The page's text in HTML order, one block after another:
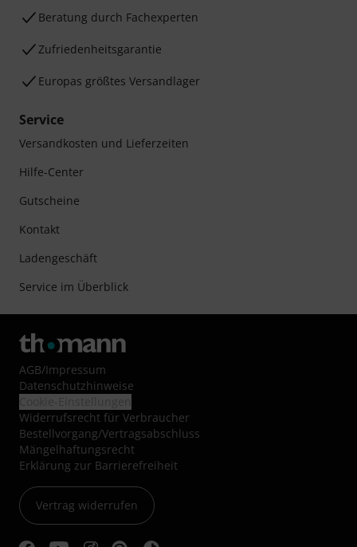
Beratung durch Fachexperten
Zufriedenheitsgarantie
Europas größtes Versandlager
Service
Versandkosten und Lieferzeiten
Hilfe-Center
Gutscheine
Kontakt
Ladengeschäft
Service im Überblick
AGB/Impressum
Datenschutzhinweise
Widerrufsrecht für Verbraucher
Bestellvorgang/Vertragsabschluss
Mängelhaftungsrecht
Erklärung zur Barrierefreiheit
Vertrag widerrufen